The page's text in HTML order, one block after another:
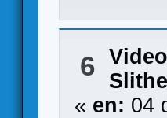
6
« en: 04